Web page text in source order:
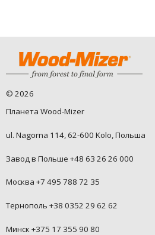
© 2026
Планета Wood-Mizer
ul. Nagorna 114, 62-600 Kolo, Польша
Завод в Польше +48 63 26 26 000
Москва +7 495 788 72 35
Тернополь +38 0352 29 62 62
Минск +375 17 355 90 80